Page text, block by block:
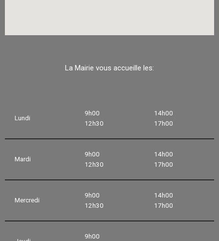
La Mairie vous accueille les:
Lundi
9h00
12h30
14h00
17h00
Mardi
9h00
12h30
14h00
17h00
Mercredi
9h00
12h30
14h00
17h00
9h00